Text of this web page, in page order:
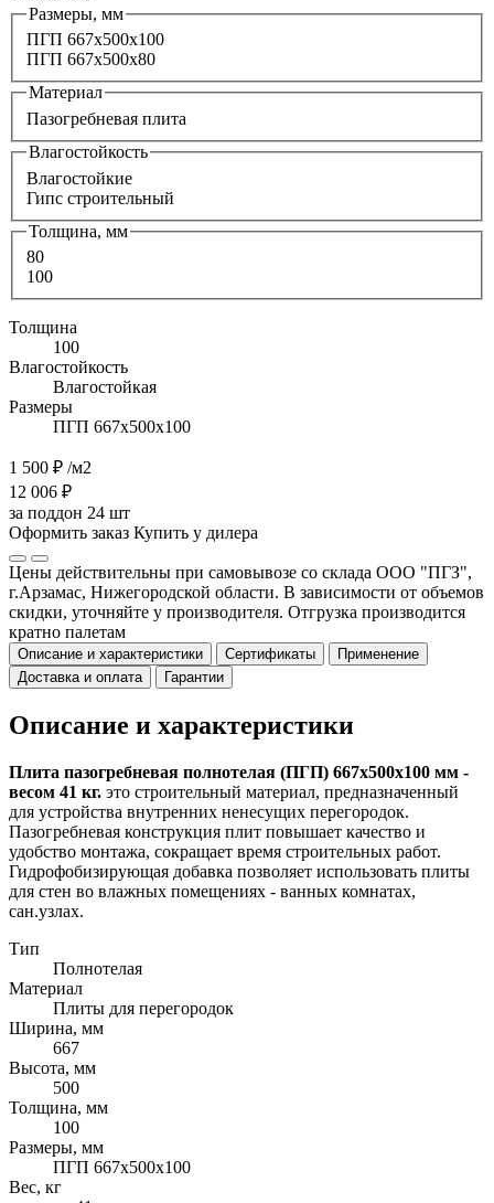
Размеры, мм
ПГП 667х500х100
ПГП 667x500x80
Материал
Пазогребневая плита
Влагостойкость
Влагостойкие
Гипс строительный
Толщина, мм
80
100
Толщина
100
Влагостойкость
Влагостойкая
Размеры
ПГП 667х500х100
1 500 ₽ /м2
12 006 ₽
за поддон 24 шт
Оформить заказ Купить у дилера
Цены действительны при самовывозе со склада ООО "ПГЗ",
г.Арзамас, Нижегородской области. В зависимости от объемов
скидки, уточняйте у производителя. Отгрузка производится
кратно палетам
Описание и характеристики Сертификаты
Применение
Доставка и оплата
Гарантии
Описание и характеристики
Плита пазогребневая полнотелая (ПГП) 667х500х100 мм -
весом 41 кг. это строительный материал, предназначенный
для устройства внутренних ненесущих перегородок.
Пазогребневая конструкция плит повышает качество и
удобство монтажа, сокращает время строительных работ.
Гидрофобизирующая добавка позволяет использовать плиты
для стен во влажных помещениях - ванных комнатах,
сан.узлах.
Тип
Полнотелая
Материал
Плиты для перегородок
Ширина, мм
667
Высота, мм
500
Толщина, мм
100
Размеры, мм
ПГП 667х500х100
Вес, кг